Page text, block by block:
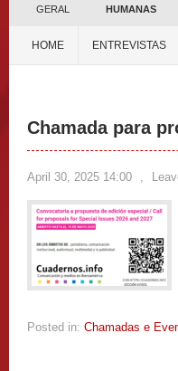
GERAL HUMANAS
HOME ENTREVISTAS
Chamada para
April 30, 2025 14:00 ,
Posted in: Chamadas e